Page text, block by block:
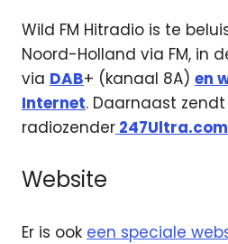
Wild FM Hitradio is te
Noord-Holland via FM, in
via DAB+ (kanaal 8A) en
Internet. Daarnaast
radiozender
Website
Er is ook een speciale